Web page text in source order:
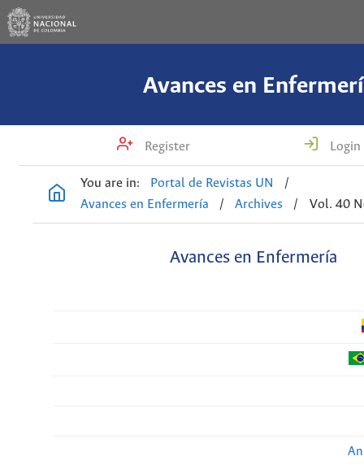
Avances en
Register Login
You are in: Portal de Revistas UN
/
Avances en Enfermería
/ Archives / Vol. 40
Avances en Enfermería